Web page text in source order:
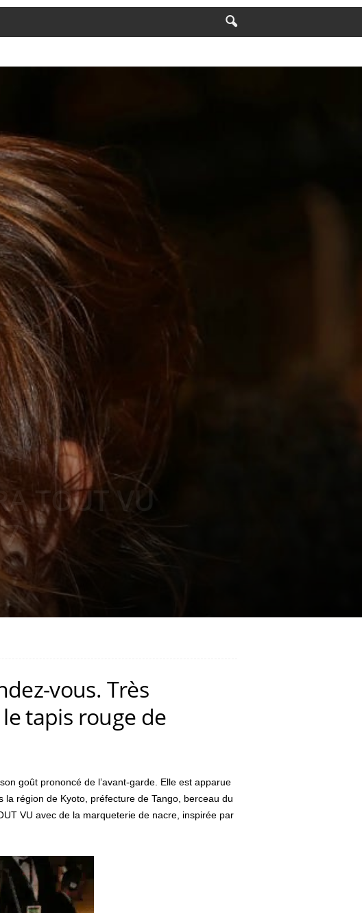
TOUT VU
vous. Très
tapis rouge de
goût prononcé de l’avant-garde. Elle est apparue
région de Kyoto, préfecture de Tango, berceau du
VU avec de la marqueterie de nacre, inspirée par